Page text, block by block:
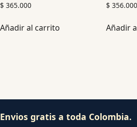
$ 365.000
Añadir al carrito
$ 356.000
Añadir
Envios gratis a toda Colombia.